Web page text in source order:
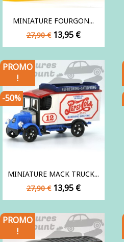
MINIATURE FOURGON...
Prix
de
27,90 € Prix
13,95 €
MINIATURE MACK TRUCK...
Prix
de
27,90 € Prix
13,95 €
PROMO
!
-50%
PROMO
!